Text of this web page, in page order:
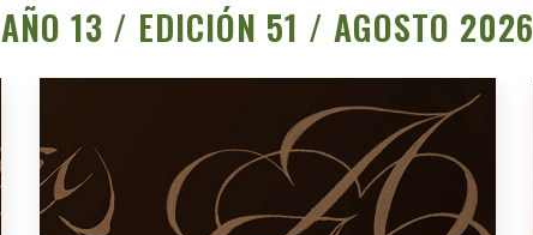
AÑO 13 / EDICIÓN 51 / AGOSTO 2026